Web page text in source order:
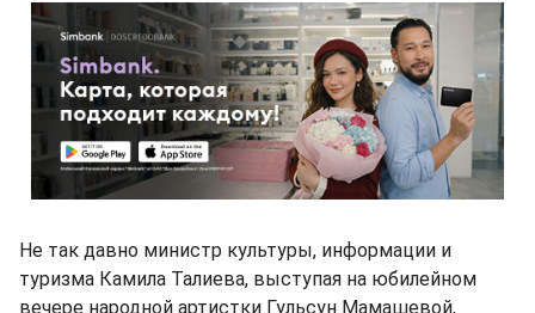
Не так давно министр культуры, информации и
туризма Камила Талиева, выступая на юбилейном
вечере народной артистки Гульсун Мамашевой,